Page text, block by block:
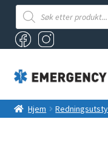
Products
search
AKUTTSEKKER OG
Hjem